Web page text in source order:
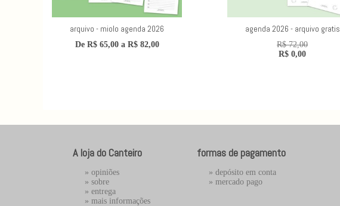
arquivo - miolo agenda 2026
De R$ 65,00 a R$ 82,00
agenda 2026 - arquivo gratis
R$72,00
R$ 0,00
A loja do Canteiro
» opiniões
» sobre
» entrega
» mais informações
formas de pagamento
» depósito em conta
» mercado pago